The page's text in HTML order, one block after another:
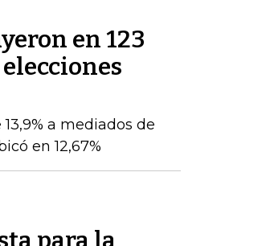
en 123
a mediados de
en 12,67%